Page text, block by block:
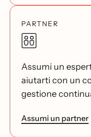
PARTNER
Assumi un
aiutarti con un
gestione
Assumi un partner